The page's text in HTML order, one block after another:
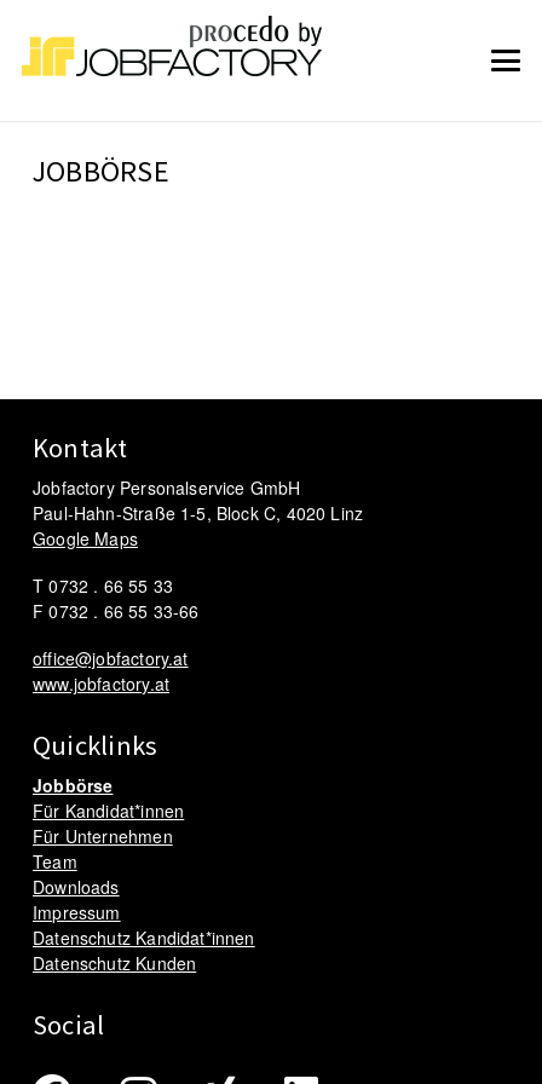
JOBBÖRSE
Kontakt
Jobfactory Personalservice GmbH
Paul-Hahn-Straße 1-5, Block C, 4020 Linz
Google Maps
T 0732 . 66 55 33
F 0732 . 66 55 33-66
office@jobfactory.at
www.jobfactory.at
Quicklinks
Jobbörse
Für Kandidat*innen
Für Unternehmen
Team
Downloads
Impressum
Datenschutz Kandidat*innen
Datenschutz Kunden
Social